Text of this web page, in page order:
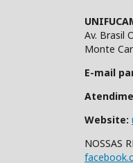
Av. Brasil
Monte
E-mail
Website:
NOSSAS